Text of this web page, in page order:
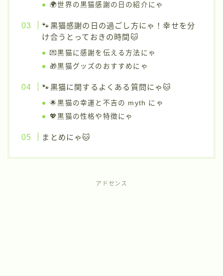
🌍世界の黒猫感謝の日の紹介にゃ
🐾黒猫感謝の日の過ごし方にゃ！幸せを分
け合うとっておきの時間🐱
💌黒猫に感謝を伝える方法にゃ
🎁黒猫グッズのおすすめにゃ
🐾黒猫に関するよくある質問にゃ🐱
🌟黒猫の幸運と不吉の myth にゃ
💖黒猫の性格や特徴にゃ
まとめにゃ🐱
アドセンス